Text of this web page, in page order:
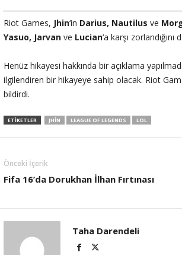
Riot Games, Jhin‘in Darius, Nautilus ve
Yasuo, Jarvanve Lucian‘a karşı zorlandığını
Henüz hikayesi hakkında bir açıklama
ilgilendiren bir hikayeye sahip olacak. Riot
bildirdi.
ETIKETLER JHIN LEAGUE OF LEGENDS LOL
Önceki İçerik
Fifa 16’da Dorukhan İlhan Fırtınası
Taha Darendeli